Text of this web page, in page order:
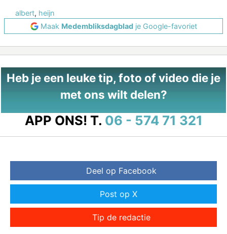
albert, heijn
Maak Medembliksdagbladje Google-favoriet
Heb je een leuke tip, foto of video die je
met ons wilt delen?
APP ONS! T. 06 - 574 71 321
Deel op Facebook
Post op X
Tip de redactie